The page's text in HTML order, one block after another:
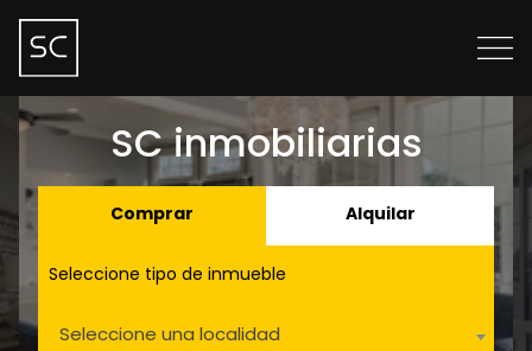
SC inmobiliarias
Comprar Alquilar
Seleccione tipo de inmueble
Seleccione una localidad